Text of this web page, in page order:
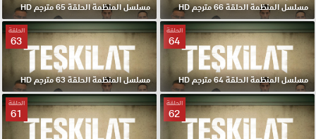
مسلسل المنظمة الحلقة 66 مترجم HD مسلسل المنظمة الحلقة 65 مترجم HD
الحلقة
64
مسلسل المنظمة الحلقة 64 مترجم HD
الحلقة
63
مسلسل المنظمة الحلقة 63 مترجم HD
الحلقة
62
الحلقة
61